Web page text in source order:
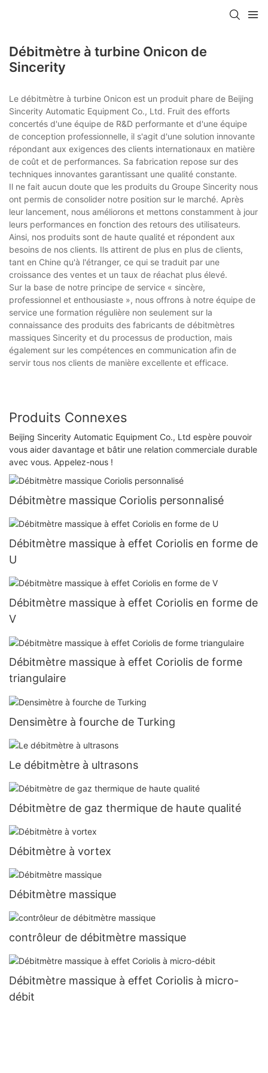
Débitmètre à turbine Onicon de
Sincerity
Le débitmètre à turbine Onicon est un produit phare de Beijing
Sincerity Automatic Equipment Co., Ltd. Fruit des efforts
concertés d'une équipe de R&D performante et d'une équipe
de conception professionnelle, il s'agit d'une solution innovante
répondant aux exigences des clients internationaux en matière
de coût et de performances. Sa fabrication repose sur des
techniques innovantes garantissant une qualité constante.
Il ne fait aucun doute que les produits du Groupe Sincerity nous
ont permis de consolider notre position sur le marché. Après
leur lancement, nous améliorons et mettons constamment à jour
leurs performances en fonction des retours des utilisateurs.
Ainsi, nos produits sont de haute qualité et répondent aux
besoins de nos clients. Ils attirent de plus en plus de clients,
tant en Chine qu'à l'étranger, ce qui se traduit par une
croissance des ventes et un taux de réachat plus élevé.
Sur la base de notre principe de service « sincère,
professionnel et enthousiaste », nous offrons à notre équipe de
service une formation régulière non seulement sur la
connaissance des produits des fabricants de débitmètres
massiques Sincerity et du processus de production, mais
également sur les compétences en communication afin de
servir tous nos clients de manière excellente et efficace.
Produits Connexes
Beijing Sincerity Automatic Equipment Co., Ltd espère pouvoir
vous aider davantage et bâtir une relation commerciale durable
avec vous. Appelez-nous !
Débitmètre massique Coriolis personnalisé
Débitmètre massique à effet Coriolis en forme de
U
Débitmètre massique à effet Coriolis en forme de
V
Débitmètre massique à effet Coriolis de forme
triangulaire
Densimètre à fourche de Turking
Le débitmètre à ultrasons
Débitmètre de gaz thermique de haute qualité
Débitmètre à vortex
Débitmètre massique
contrôleur de débitmètre massique
Débitmètre massique à effet Coriolis à micro-
débit